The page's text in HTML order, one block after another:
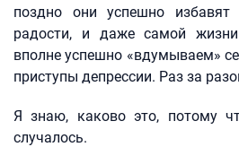
поздно они успешно избавят
радости, и даже самой
вполне успешно «вдумываем»
приступы депрессии. Раз за
Я знаю, каково это, потому
случалось.